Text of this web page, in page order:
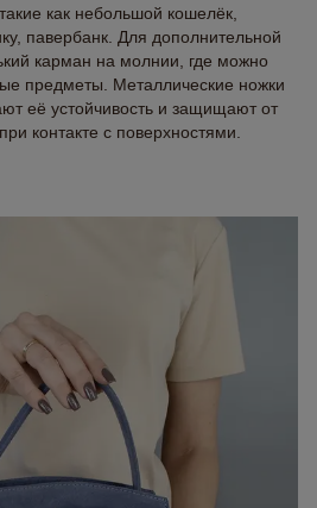
как небольшой кошелёк,
павербанк. Для дополнительной
карман на молнии, где можно
предметы. Металлические ножки
её устойчивость и защищают от
контакте с поверхностями.